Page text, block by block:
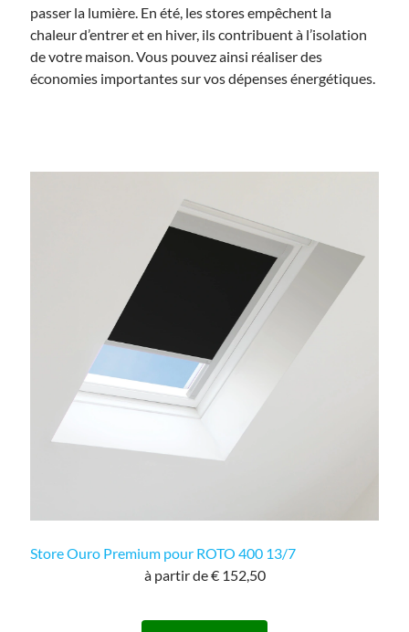
passer la lumière. En été, les stores empêchent la
chaleur d’entrer et en hiver, ils contribuent à l’isolation
de votre maison. Vous pouvez ainsi réaliser des
économies importantes sur vos dépenses énergétiques.
Store Ouro Premium pour ROTO 400 13/7
à partir de € 152,50